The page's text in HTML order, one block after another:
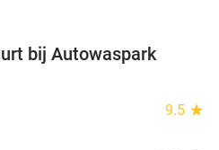
bij Autowaspark
9.5 star